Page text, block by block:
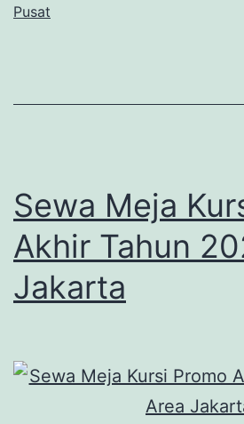
Pusat
Sewa Meja
Akhir Tahun
Jakarta